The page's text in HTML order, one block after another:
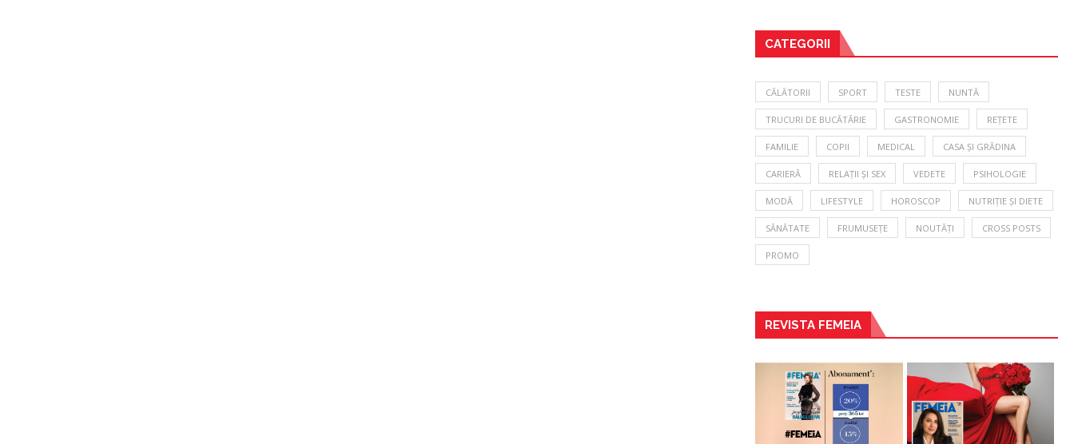
CATEGORII
CĂLĂTORII SPORT TESTE NUNTĂ
TRUCURI DE BUCĂTĂRIE GASTRONOMIE REȚETE
FAMILIE COPII MEDICAL CASA ȘI GRĂDINA
CARIERĂ RELAȚII ȘI SEX VEDETE PSIHOLOGIE
MODĂ LIFESTYLE HOROSCOP NUTRIȚIE ȘI DIETE
SĂNĂTATE FRUMUSEȚE NOUTĂȚI CROSS POSTS
PROMO
REVISTA FEMEIA